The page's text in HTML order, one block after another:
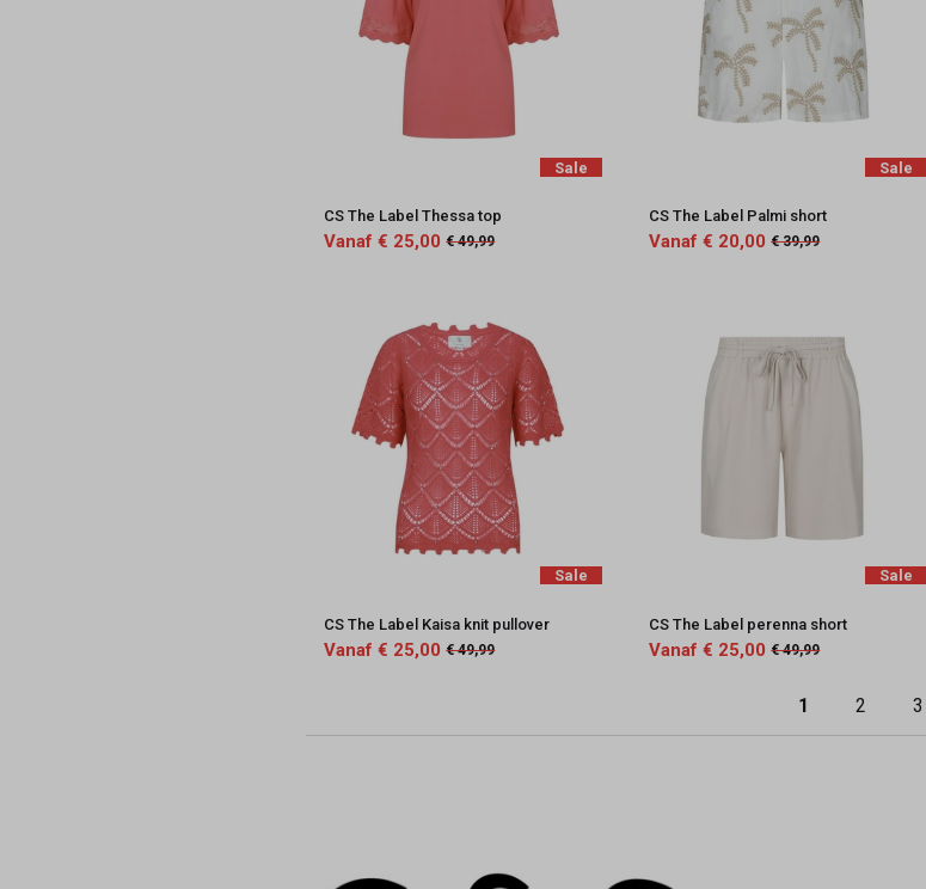
Sale
CS The Label Thessa top
Vanaf € 25,00 € 49,99
Sale
CS The Label Palmi short
Vanaf € 20,00 € 39,99
Sale
CS The Label Kaisa knit pullover
Vanaf € 25,00 € 49,99
Sale
CS The Label perenna short
Vanaf € 25,00 € 49,99
1 2 3